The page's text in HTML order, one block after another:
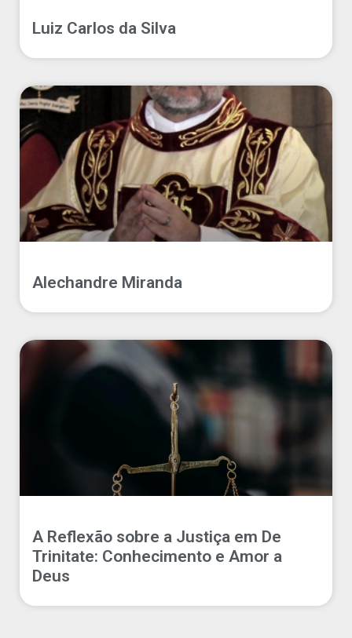
Luiz Carlos da Silva
Alechandre Miranda
A Reflexão sobre a Justiça em De
Trinitate: Conhecimento e Amor a
Deus